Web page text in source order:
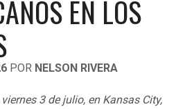
EN LOS
POR NELSON RIVERA
3 de julio, en Kansas City,